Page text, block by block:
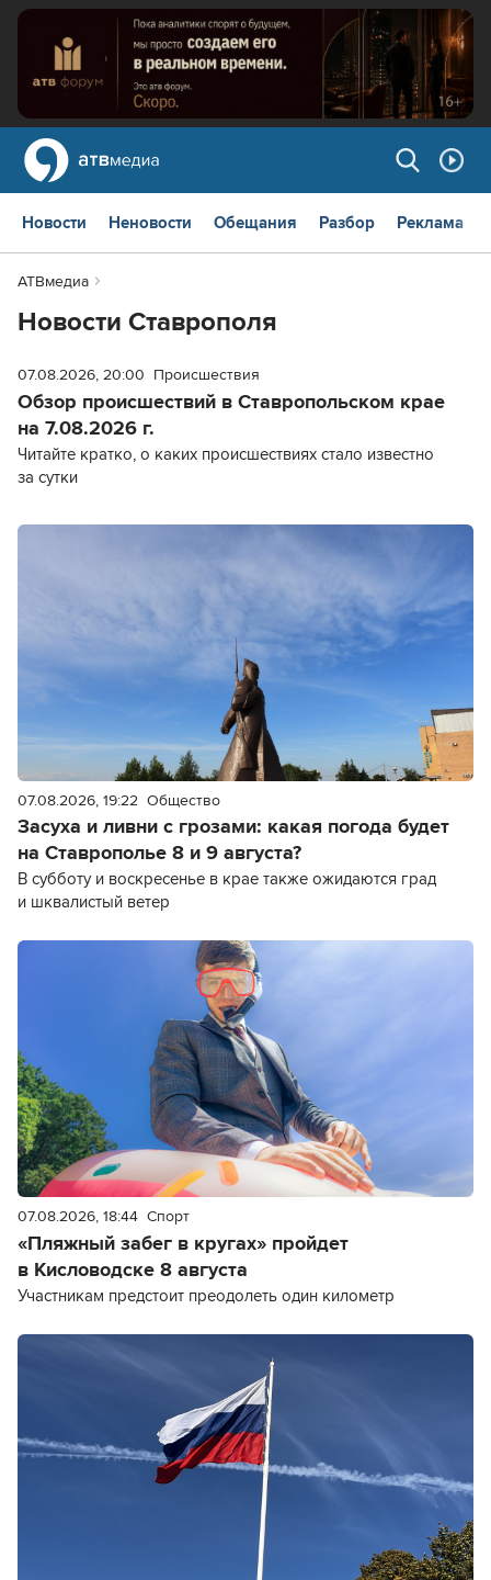
Новости Неновости Обещания Разбор Реклама
АТВмедиа
Новости Ставрополя
07.08.2026, 20:00 Происшествия
Обзор происшествий в Ставропольском крае
на 7.08.2026 г.
Читайте кратко, о каких происшествиях стало известно
за сутки
07.08.2026, 19:22 Общество
Засуха и ливни с грозами: какая погода будет
на Ставрополье 8 и 9 августа?
В субботу и воскресенье в крае также ожидаются град
и шквалистый ветер
07.08.2026, 18:44 Спорт
«Пляжный забег в кругах» пройдет
в Кисловодске 8 августа
Участникам предстоит преодолеть один километр